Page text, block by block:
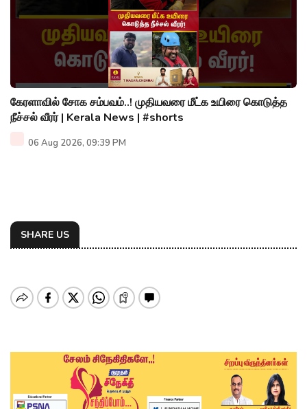
கேரளாவில் சோக சம்பவம்..! முதியவரை மீட்க உயிரை கொடுத்த
நீச்சல் வீரர் | Kerala News | #shorts
06 Aug 2026, 09:39 PM
SHARE US